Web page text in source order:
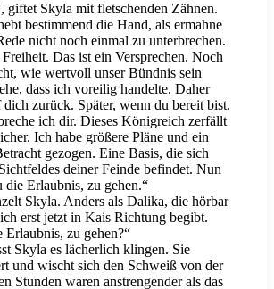
giftet Skyla mit fletschenden Zähnen.
bestimmend die Hand, als ermahne
nicht noch einmal zu unterbrechen.
Das ist ein Versprechen. Noch
wie wertvoll unser Bündnis sein
dass ich voreilig handelte. Daher
zurück. Später, wenn du bereit bist.
ich dir. Dieses Königreich zerfällt
Ich habe größere Pläne und ein
gezogen. Eine Basis, die sich
deiner Feinde befindet. Nun
die Erlaubnis, zu gehen.“
Skyla. Anders als Dalika, die hörbar
erst jetzt in Kais Richtung begibt.
Erlaubnis, zu gehen?“
Skyla es lächerlich klingen. Sie
und wischt sich den Schweiß von der
Stunden waren anstrengender als das